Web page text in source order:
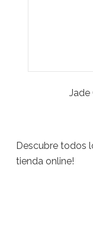
Jade
Descubre todos
tienda online!